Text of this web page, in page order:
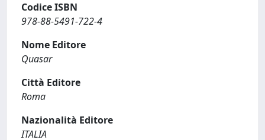
Codice ISBN
978-88-5491-722-4
Nome Editore
Quasar
Città Editore
Roma
Nazionalità Editore
ITALIA